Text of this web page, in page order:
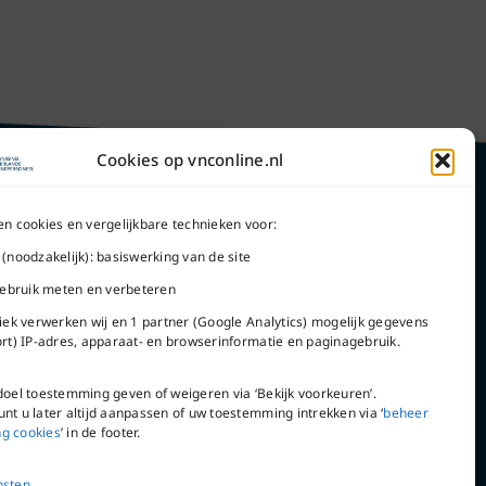
Cookies op vnconline.nl
cookies en vergelijkbare technieken voor:
basiswerking van de site
meten en verbeteren
verwerken wij en 1 partner (Google Analytics) mogelijk gegevens
IP-adres, apparaat- en browserinformatie en paginagebruik.
toestemming geven of weigeren via ‘Bekijk voorkeuren’.
u later altijd aanpassen of uw toestemming intrekken via ‘beheer
cookies’ in de footer.
Word lid
VNC Statuten